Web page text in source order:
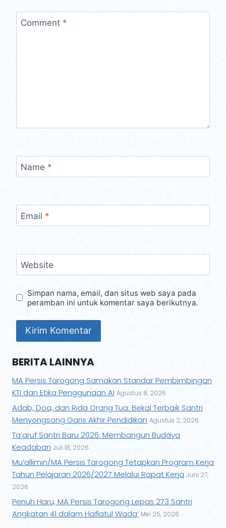
Comment *
Name *
Email *
Website
Simpan nama, email, dan situs web saya pada
peramban ini untuk komentar saya berikutnya.
BERITA LAINNYA
MA Persis Tarogong Samakan Standar Pembimbingan
KTI dan Etika Penggunaan AI Agustus 8, 2026
Adab, Doa, dan Rida Orang Tua: Bekal Terbaik Santri
Menyongsong Garis Akhir Pendidikan Agustus 2, 2026
Ta’aruf Santri Baru 2026: Membangun Budaya
Keadaban Juli 18, 2026
Mu’allimin/MA Persis Tarogong Tetapkan Program Kerja
Tahun Pelajaran 2026/2027 Melalui Rapat Kerja Juni 27,
2026
Penuh Haru, MA Persis Tarogong Lepas 273 Santri
Angkatan 41 dalam Haflatul Wada’ Mei 25, 2026